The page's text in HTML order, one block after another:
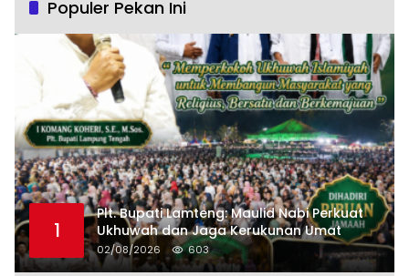
Populer Pekan Ini
1
Plt. Bupati Lamteng: Maulid Nabi Perkuat
Ukhuwah dan Jaga Kerukunan Umat
02/08/2026 603